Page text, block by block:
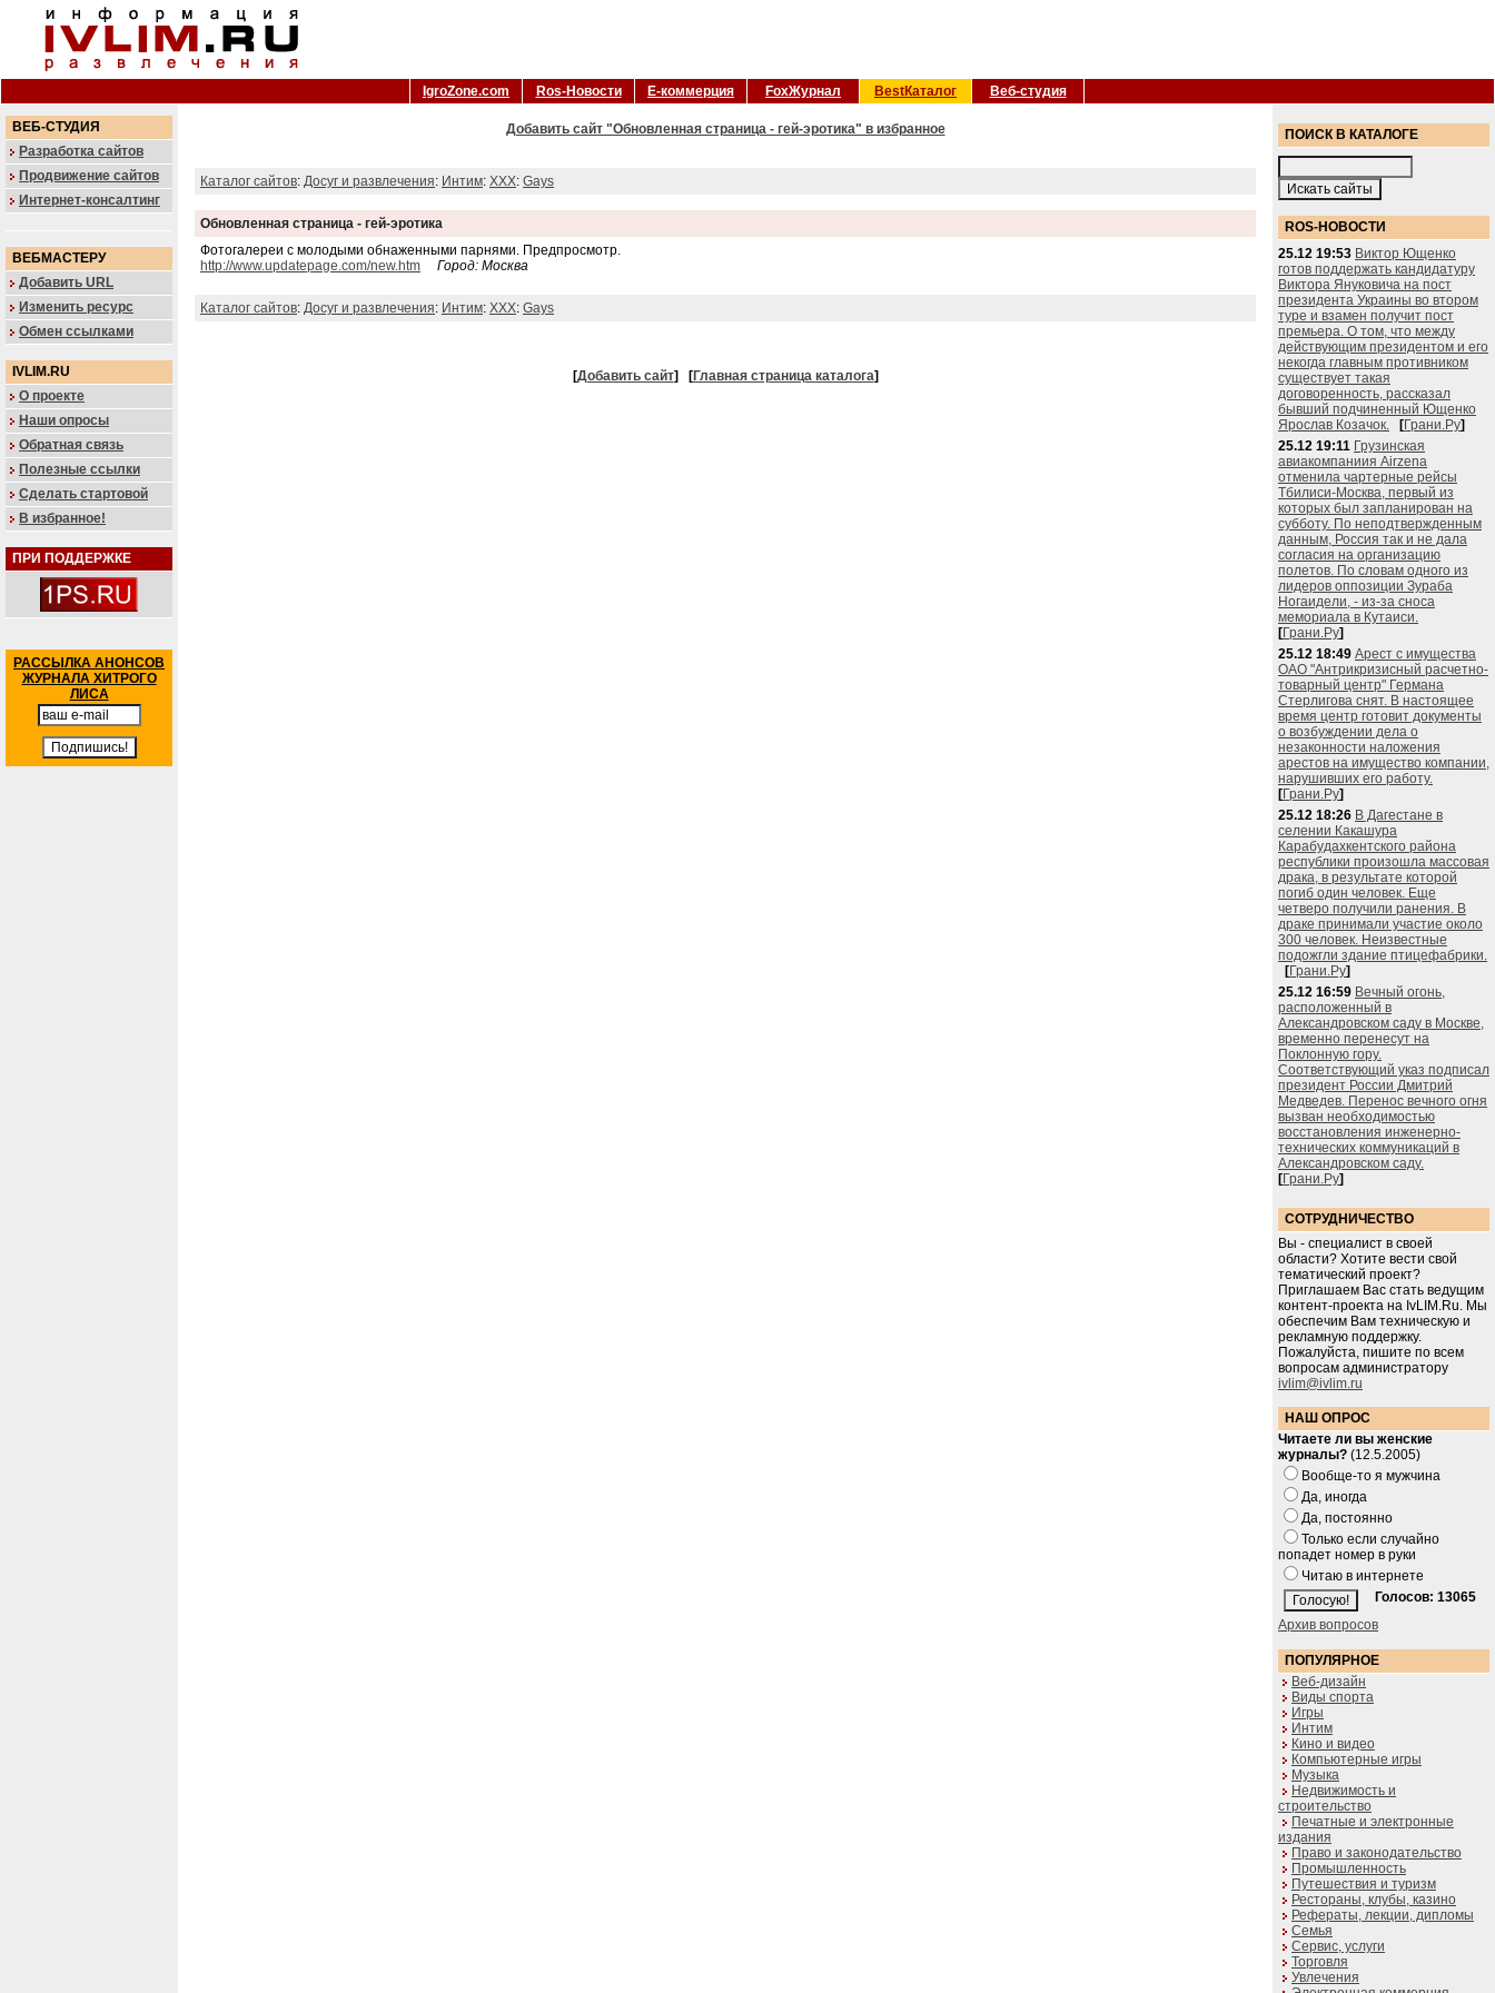
IgroZone.com Ros-Новости Е-коммерция FoxЖурнал BestКаталог Веб-студия
ВЕБ-СТУДИЯ
Разработка сайтов
Продвижение сайтов
Интернет-консалтинг
ВЕБМАСТЕРУ
Добавить URL
Изменить ресурс
Обмен ссылками
IVLIM.RU
О проекте
Наши опросы
Обратная связь
Полезные ссылки
Сделать стартовой
В избранное!
ПРИ ПОДДЕРЖКЕ
РАССЫЛКА АНОНСОВ
ЖУРНАЛА ХИТРОГО
ЛИСА
Добавить сайт "Обновленная страница - гей-эротика" в избранное
Каталог сайтов: Досуг и развлечения: Интим: XXX: Gays
Обновленная страница - гей-эротика
Фотогалереи с молодыми обнаженными парнями. Предпросмотр.
http://www.updatepage.com/new.htm
Город: Москва
Каталог сайтов: Досуг и развлечения: Интим: XXX: Gays
[Добавить сайт] [Главная страница каталога]
ПОИСК В КАТАЛОГЕ
ROS-НОВОСТИ
25.12 19:53 Виктор Ющенко
готов поддержать кандидатуру
Виктора Януковича на пост
президента Украины во втором
туре и взамен получит пост
премьера. О том, что между
действующим президентом и его
некогда главным противником
существует такая
договоренность, рассказал
бывший подчиненный Ющенко
Ярослав Козачок.
[Грани.Ру]
25.12 19:11 Грузинская
авиакомпаниия Airzena
отменила чартерные рейсы
Тбилиси-Москва, первый из
которых был запланирован на
субботу. По неподтвержденным
данным, Россия так и не дала
согласия на организацию
полетов. По словам одного из
лидеров оппозиции Зураба
Ногаидели, - из-за сноса
мемориала в Кутаиси.
[Грани.Ру]
25.12 18:49 Арест с имущества
ОАО "Антрикризисный расчетно-
товарный центр" Германа
Стерлигова снят. В настоящее
время центр готовит документы
о возбуждении дела о
незаконности наложения
арестов на имущество компании,
нарушивших его работу.
[Грани.Ру]
25.12 18:26 В Дагестане в
селении Какашура
Карабудахкентского района
республики произошла массовая
драка, в результате которой
погиб один человек. Еще
четверо получили ранения. В
драке принимали участие около
300 человек. Неизвестные
подожгли здание птицефабрики.
[Грани.Ру]
25.12 16:59 Вечный огонь,
расположенный в
Александровском саду в Москве,
временно перенесут на
Поклонную гору.
Соответствующий указ подписал
президент России Дмитрий
Медведев. Перенос вечного огня
вызван необходимостью
восстановления инженерно-
технических коммуникаций в
Александровском саду.
[Грани.Ру]
СОТРУДНИЧЕСТВО
Вы - специалист в своей
области? Хотите вести свой
тематический проект?
Приглашаем Вас стать ведущим
контент-проекта на IvLIM.Ru. Мы
обеспечим Вам техническую и
рекламную поддержку.
Пожалуйста, пишите по всем
вопросам администратору
ivlim@ivlim.ru
НАШ ОПРОС
Читаете ли вы женские
журналы? (12.5.2005)
Вообще-то я мужчина
Да, иногда
Да, постоянно
Только если случайно
попадет номер в руки
Читаю в интернете
Голосов: 13065
Архив вопросов
ПОПУЛЯРНОЕ
Веб-дизайн
Виды спорта
Игры
Интим
Кино и видео
Компьютерные игры
Музыка
Недвижимость и
строительство
Печатные и электронные
издания
Право и законодательство
Промышленность
Путешествия и туризм
Рестораны, клубы, казино
Рефераты, лекции, дипломы
Семья
Сервис, услуги
Торговля
Увлечения